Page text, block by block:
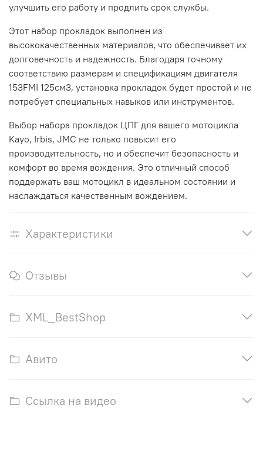
улучшить его работу и продлить срок службы.
Этот набор прокладок выполнен из
высококачественных материалов, что обеспечивает их
долговечность и надежность. Благодаря точному
соответствию размерам и спецификациям двигателя
153FMI 125см3, установка прокладок будет простой и не
потребует специальных навыков или инструментов.
Выбор набора прокладок ЦПГ для вашего мотоцикла
Kayo, Irbis, JMC не только повысит его
производительность, но и обеспечит безопасность и
комфорт во время вождения. Это отличный способ
поддержать ваш мотоцикл в идеальном состоянии и
наслаждаться качественным вождением.
Характеристики
Отзывы
XML_BestShop
Авито
Ссылка на видео